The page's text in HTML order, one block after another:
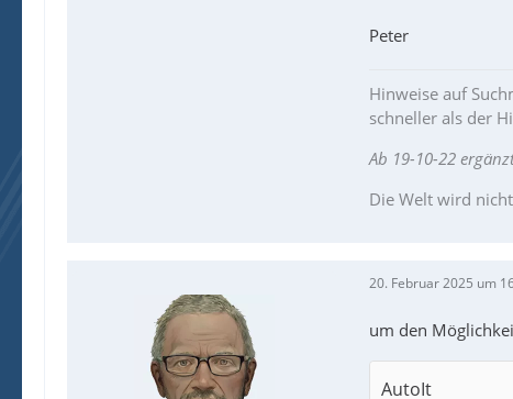
Peter
Hinweise auf
schneller als der
Ab 19-10-22
Die Welt wird
20. Februar 2025 um
um den
AutoIt